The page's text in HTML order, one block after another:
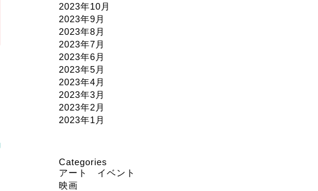
2023年10月
2023年9月
2023年8月
2023年7月
2023年6月
2023年5月
2023年4月
2023年3月
2023年2月
2023年1月
Categories
アート イベント
映画